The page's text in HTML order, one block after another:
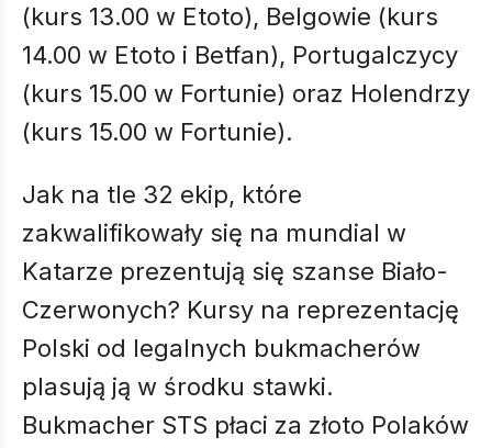
(kurs 13.00 w Etoto), Belgowie (kurs
14.00 w Etoto i Betfan), Portugalczycy
(kurs 15.00 w Fortunie) oraz Holendrzy
(kurs 15.00 w Fortunie).
Jak na tle 32 ekip, które
zakwalifikowały się na mundial w
Katarze prezentują się szanse Biało-
Czerwonych? Kursy na reprezentację
Polski od legalnych bukmacherów
plasują ją w środku stawki.
Bukmacher STS płaci za złoto Polaków